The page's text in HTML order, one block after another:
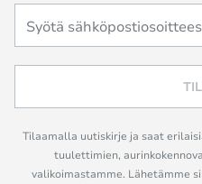
Tilaamalla uutiskirje ja saat
tuulettimien,
valikoimastamme. Lähetämme